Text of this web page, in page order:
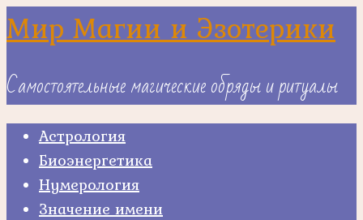
Skip
to
Мир Магии и Эзотерики
Самостоятельные магические обряды и ритуалы
Астрология
Биоэнергетика
Нумерология
Значение имени